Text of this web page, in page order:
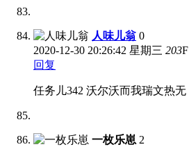
人味儿翁 0
2020-12-30 20:26:42 星期三 203F
回复
任务儿342 沃尔沃而我瑞文热无
一枚乐崽 2